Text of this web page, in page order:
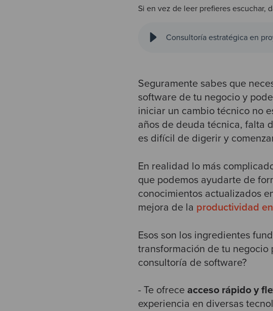
Si en vez de leer prefieres escuchar,
Consultoría estratégica en
Seguramente sabes que
software de tu negocio y
iniciar un cambio técnico no
años de deuda técnica, falta
es difícil de digerir y
En realidad lo más
que podemos ayudarte de
conocimientos actualizados
mejora de la productividad
Esos son los ingredientes
transformación de tu negocio
consultoría de software?
- Te ofrece acceso rápido y
experiencia en diversas